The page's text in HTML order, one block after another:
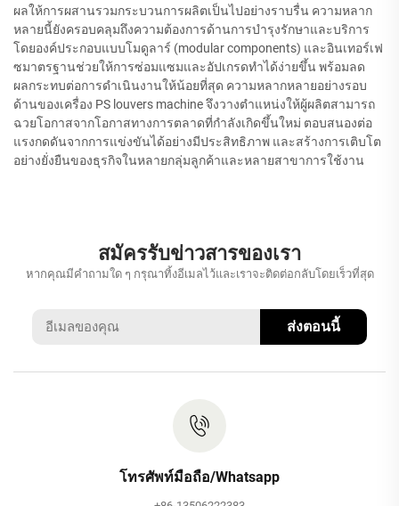
ผลให้การผสานรวมกระบวนการผลิตเป็นไปอย่างราบรื่น ความหลาก
หลายนี้ยังครอบคลุมถึงความต้องการด้านการบำรุงรักษาและบริการ
โดยองค์ประกอบแบบโมดูลาร์ (modular components) และอินเทอร์เฟ
ซมาตรฐานช่วยให้การซ่อมแซมและอัปเกรดทำได้ง่ายขึ้น พร้อมลด
ผลกระทบต่อการดำเนินงานให้น้อยที่สุด ความหลากหลายอย่างรอบ
ด้านของเครื่อง PS louvers machine จึงวางตำแหน่งให้ผู้ผลิตสามารถ
ฉวยโอกาสจากโอกาสทางการตลาดที่กำลังเกิดขึ้นใหม่ ตอบสนองต่อ
แรงกดดันจากการแข่งขันได้อย่างมีประสิทธิภาพ และสร้างการเติบโต
อย่างยั่งยืนของธุรกิจในหลายกลุ่มลูกค้าและหลายสาขาการใช้งาน
สมัครรับข่าวสารของเรา
หากคุณมีคำถามใด ๆ กรุณาทิ้งอีเมลไว้และเราจะติดต่อกลับโดยเร็วที่สุด
ส่งตอนนี้
โทรศัพท์มือถือ/Whatsapp